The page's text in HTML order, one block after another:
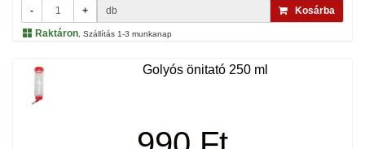
- + db
Kosárba
Raktáron , Szállítás 1-3 munkanap
Golyós önitató 250 ml